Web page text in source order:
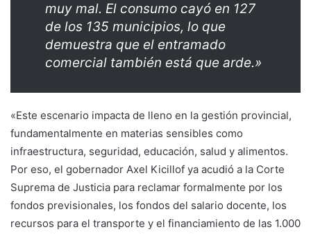
muy mal. El consumo cayó en 127
de los 135 municipios, lo que
demuestra que el entramado
comercial también está que arde.»
«Este escenario impacta de lleno en la gestión provincial,
fundamentalmente en materias sensibles como
infraestructura, seguridad, educación, salud y alimentos.
Por eso, el gobernador Axel Kicillof ya acudió a la Corte
Suprema de Justicia para reclamar formalmente por los
fondos previsionales, los fondos del salario docente, los
recursos para el transporte y el financiamiento de las 1.000